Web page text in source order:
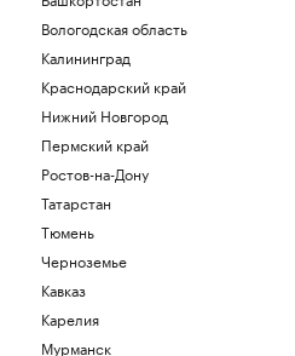
Вологодская область
Калининград
Краснодарский край
Нижний Новгород
Пермский край
Ростов-на-Дону
Татарстан
Тюмень
Черноземье
Кавказ
Карелия
Мурманск